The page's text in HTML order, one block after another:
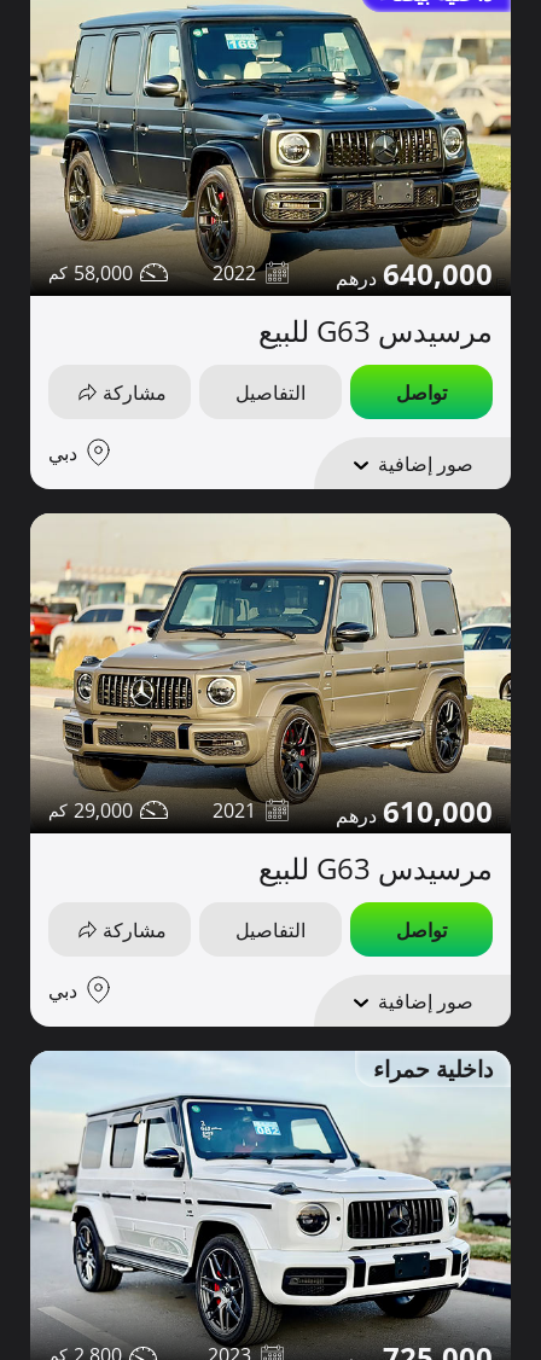
640,000
2022
58,000
مرسيدس G63 للبيع
تواصل التفاصيل مشاركة
صور إضافية دبي
610,000
2021
29,000
مرسيدس G63 للبيع
تواصل التفاصيل مشاركة
صور إضافية دبي
داخلية حمراء